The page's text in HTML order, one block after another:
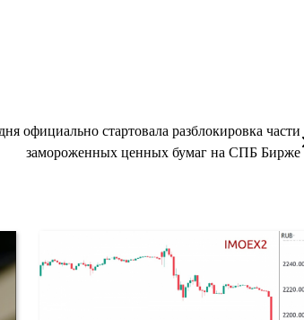
официально стартовала разблокировка части
замороженных ценных бумаг на СПБ Бирже